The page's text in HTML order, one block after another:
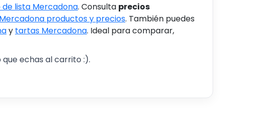
lista Mercadona. Consulta precios
Mercadona productos y precios. También puedes
y tartas Mercadona. Ideal para comparar,
echas al carrito :).